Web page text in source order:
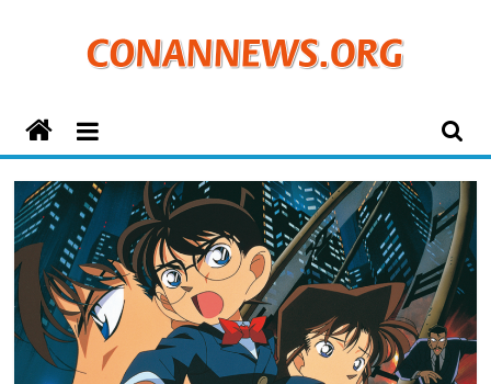
ConanNews.org
Detektiv
Conan
News